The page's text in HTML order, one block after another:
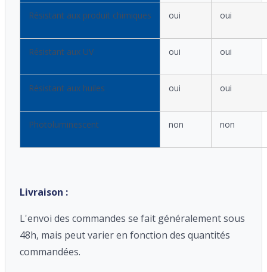
Résistant aux produit chimiques oui oui
Résistant aux UV oui oui
Résistant aux huiles oui oui
Photoluminescent non non
Livraison :
L'envoi des commandes se fait généralement sous
48h, mais peut varier en fonction des quantités
commandées.